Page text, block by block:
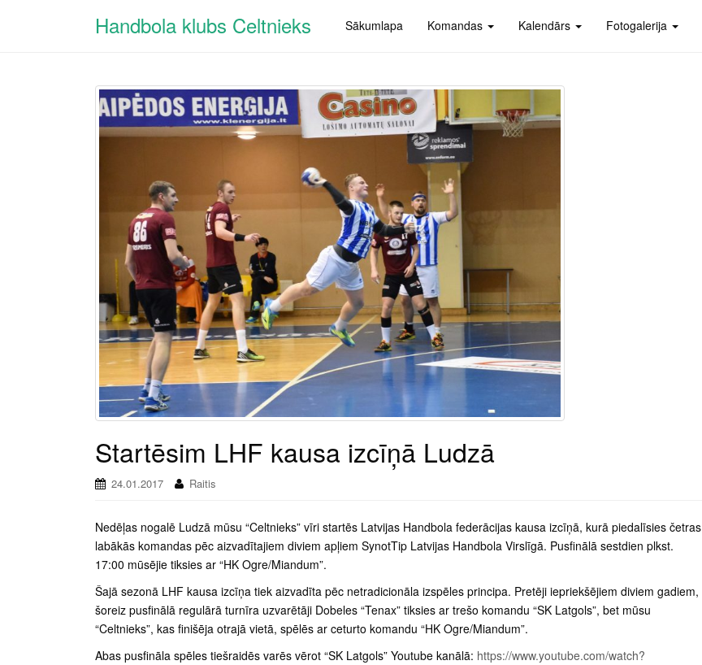
Handbola klubs Celtnieks Sākumlapa Komandas Kalendārs Fotogalerija
Startēsim LHF kausa izcīņā Ludzā
24.01.2017 Raitis
Nedēļas nogalē Ludzā mūsu “Celtnieks” vīri startēs Latvijas Handbola federācijas kausa izcīņā, kurā piedalīsies četras
labākās komandas pēc aizvadītajiem diviem apļiem SynotTip Latvijas Handbola Virslīgā. Pusfinālā sestdien plkst.
17:00 mūsējie tiksies ar “HK Ogre/Miandum”.
Šajā sezonā LHF kausa izcīņa tiek aizvadīta pēc netradicionāla izspēles principa. Pretēji iepriekšējiem diviem gadiem,
šoreiz pusfinālā regulārā turnīra uzvarētāji Dobeles “Tenax” tiksies ar trešo komandu “SK Latgols”, bet mūsu
“Celtnieks”, kas finišēja otrajā vietā, spēlēs ar ceturto komandu “HK Ogre/Miandum”.
Abas pusfināla spēles tiešraidēs varēs vērot “SK Latgols” Youtube kanālā: https://www.youtube.com/watch?